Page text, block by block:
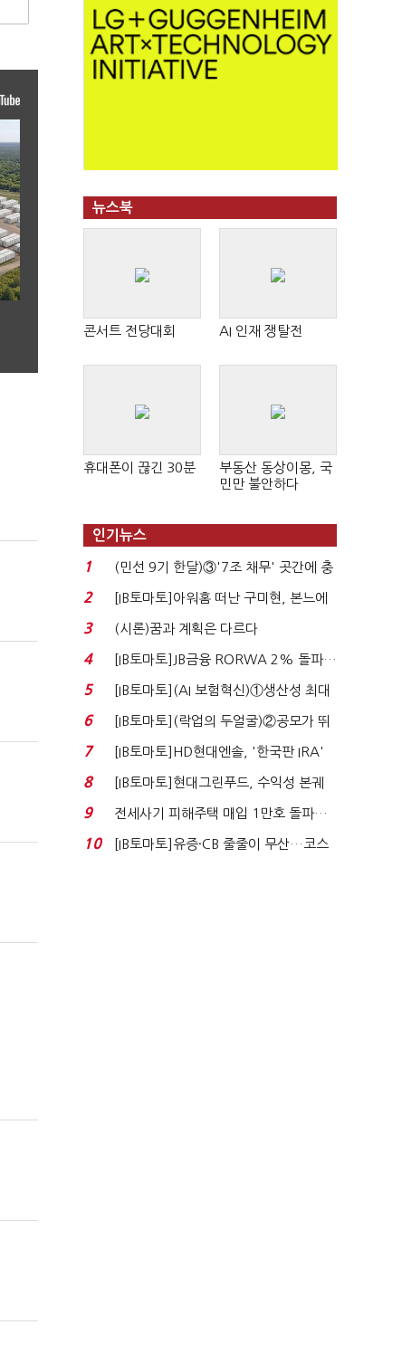
뉴스북
콘서트 전당대회 AI 인재 쟁탈전
휴대폰이 끊긴 30분
부동산 동상이몽, 국
민만 불안하다
인기뉴스
1
(민선 9기 한달)③'7조 채무' 곳간에 충
격…추미애, 20년...
2
[IB토마토]아워홈 떠난 구미현, 본느에
340억 베팅…가...
3 (시론)꿈과 계획은 다르다
4
[IB토마토]JB금융 RORWA 2% 돌파…
실적 견인은 은행 ...
5
[IB토마토](AI 보험혁신)①생산성 최대
80% 개선…현실...
6
[IB토마토](락업의 두얼굴)②공모가 뛰
자 첫날 매도…FI ...
7
[IB토마토]HD현대엔솔, '한국판 IRA'
수혜 부상…세액공...
8
[IB토마토]현대그린푸드, 수익성 본궤
도…실적 개선에 ...
9
전세사기 피해주택 매입 1만호 돌파…
누적 피해자 4만2...
10
[IB토마토]유증·CB 줄줄이 무산…코스